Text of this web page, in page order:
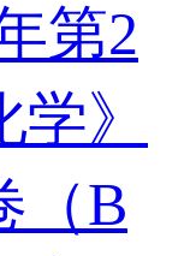
第2
》
（B